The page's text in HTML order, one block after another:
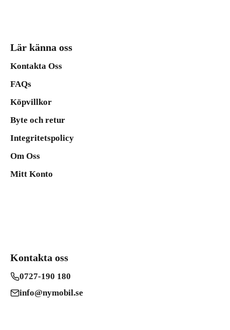
Lär känna oss
Kontakta Oss
FAQs
Köpvillkor
Byte och retur
Integritetspolicy
Om Oss
Mitt Konto
Kontakta oss
0727-190 180
info@nymobil.se